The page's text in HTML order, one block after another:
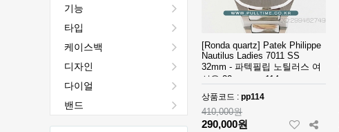
기능
타입
케이스백
디자인
다이얼
밴드
그래프 50주년
1,330,000원
26240 50th SS
[Ronda quartz] Patek Philippe
Nautilus Ladies 7011 SS
32mm - 파텍필립 노틸러스 여
성용 32mm - pp114
상품코드 : pp114
410,000원
290,000원